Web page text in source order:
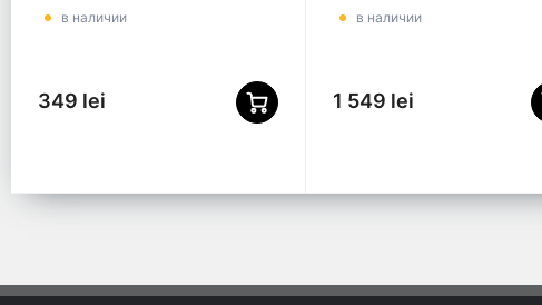
в наличии
349 lei
в наличии
1 549 lei